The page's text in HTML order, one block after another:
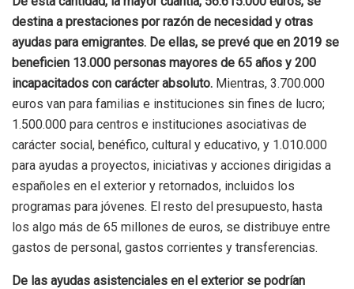
destina a prestaciones por razón de necesidad y otras
ayudas para emigrantes. De ellas, se prevé que en 2019 se
beneficien 13.000 personas mayores de 65 años y 200
incapacitados con carácter absoluto. Mientras, 3.700.000
euros van para familias e instituciones sin fines de lucro;
1.500.000 para centros e instituciones asociativas de
carácter social, benéfico, cultural y educativo, y 1.010.000
para ayudas a proyectos, iniciativas y acciones dirigidas a
españoles en el exterior y retornados, incluidos los
programas para jóvenes. El resto del presupuesto, hasta
los algo más de 65 millones de euros, se distribuye entre
gastos de personal, gastos corrientes y transferencias.
De las ayudas asistenciales en el exterior se podrían